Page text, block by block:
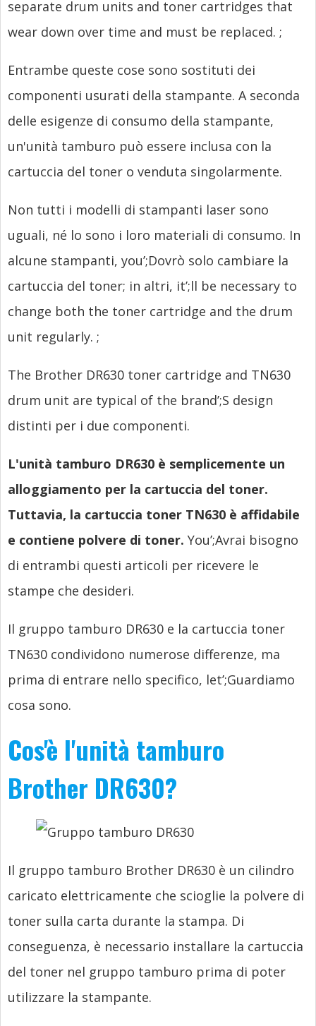
separate drum units and toner cartridges that
wear down over time and must be replaced. ;
Entrambe queste cose sono sostituti dei
componenti usurati della stampante. A seconda
delle esigenze di consumo della stampante,
un'unità tamburo può essere inclusa con la
cartuccia del toner o venduta singolarmente.
Non tutti i modelli di stampanti laser sono
uguali, né lo sono i loro materiali di consumo. In
alcune stampanti, you’;Dovrò solo cambiare la
cartuccia del toner; in altri, it’;ll be necessary to
change both the toner cartridge and the drum
unit regularly. ;
The Brother DR630 toner cartridge and TN630
drum unit are typical of the brand’;S design
distinti per i due componenti.
L'unità tamburo DR630 è semplicemente un
alloggiamento per la cartuccia del toner.
Tuttavia, la cartuccia toner TN630 è affidabile
e contiene polvere di toner. You’;Avrai bisogno
di entrambi questi articoli per ricevere le
stampe che desideri.
Il gruppo tamburo DR630 e la cartuccia toner
TN630 condividono numerose differenze, ma
prima di entrare nello specifico, let’;Guardiamo
cosa sono.
Cos'è l'unità tamburo
Brother DR630?
Il gruppo tamburo Brother DR630 è un cilindro
caricato elettricamente che scioglie la polvere di
toner sulla carta durante la stampa. Di
conseguenza, è necessario installare la cartuccia
del toner nel gruppo tamburo prima di poter
utilizzare la stampante.